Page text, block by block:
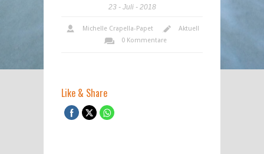
23 Juli 2018
Michelle Crapella-Papet
Aktuell
0 Kommentare
Like & Share